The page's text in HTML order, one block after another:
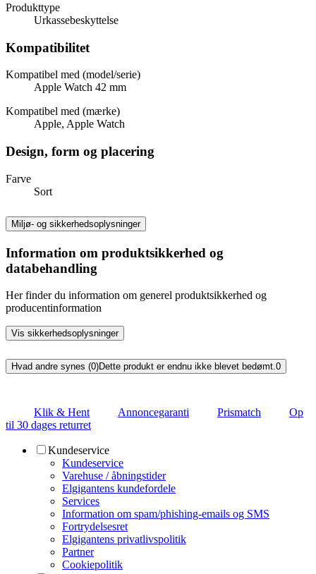
Produkttype
Urkassebeskyttelse
Kompatibilitet
Kompatibel med (model/serie)
Apple Watch 42 mm
Kompatibel med (mærke)
Apple, Apple Watch
Design, form og placering
Farve
Sort
Miljø- og sikkerhedsoplysninger
Information om produktsikkerhed og
databehandling
Her finder du information om generel produktsikkerhed og
producentinformation
Vis sikkerhedsoplysninger
Hvad andre synes (0)Dette produkt er endnu ikke blevet bedømt.0
Klik & Hent Annoncegaranti Prismatch
Op
til 30 dages returret
Kundeservice
Kundeservice
Varehuse / åbningstider
Elgigantens kundefordele
Services
Information om spam/phishing-emails og SMS
Fortrydelsesret
Elgigantens privatlivspolitik
Partner
Cookiepolitik